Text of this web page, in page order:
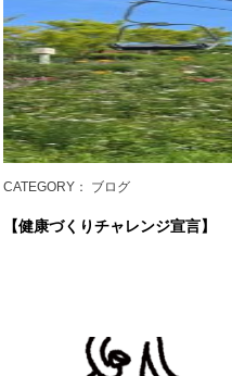
CATEGORY： ブログ
【健康づくりチャレンジ宣言】